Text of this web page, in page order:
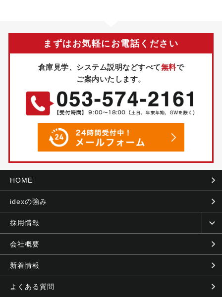
まずはお気軽にお電話ください
倉庫見学、システム説明などすべて無料で
ご案内いたします。
HOME
idexの強み
採用情報
会社概要
新着情報
よくある質問